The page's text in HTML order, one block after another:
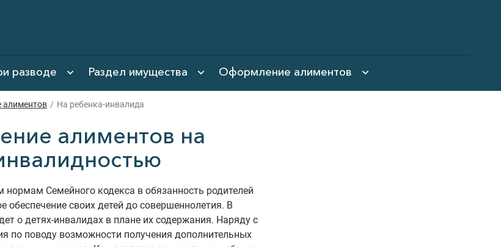
разводе Раздел имущества Оформление алиментов
/ На ребенка-инвалида
алиментов на
нормам Семейного кодекса в обязанность родителей
обеспечение своих детей до совершеннолетия. В
о детях-инвалидах в плане их содержания. Наряду с
по поводу возможности получения дополнительных